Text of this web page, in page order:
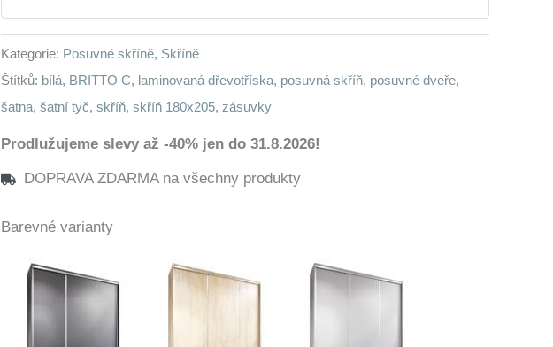
C
180
bílá
množství
Kategorie: Posuvné skříně, Skříně
Štítků: bílá, BRITTO C, laminovaná dřevotříska, posuvná skříň, posuvné dveře,
šatna, šatní tyč, skříň, skříň 180x205, zásuvky
Prodlužujeme slevy až -40% jen do 31.8.2026!
DOPRAVA ZDARMA na všechny produkty
Barevné varianty